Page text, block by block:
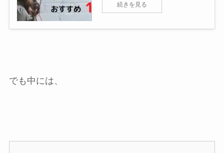
続きを見る
でも中には、